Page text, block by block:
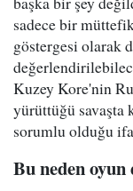
sadece bir
göstergesi olarak
Kuzey Kore'nin
yürüttüğü savaşta
sorumlu olduğu
Bu neden